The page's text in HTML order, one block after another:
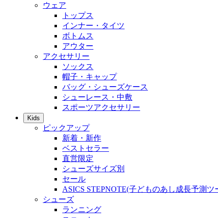
ウェア
トップス
インナー・タイツ
ボトムス
アウター
アクセサリー
ソックス
帽子・キャップ
バッグ・シューズケース
シューレース・中敷
スポーツアクセサリー
Kids
ピックアップ
新着・新作
ベストセラー
直営限定
シューズサイズ別
セール
ASICS STEPNOTE(子どものあし成長予測ツ
シューズ
ランニング